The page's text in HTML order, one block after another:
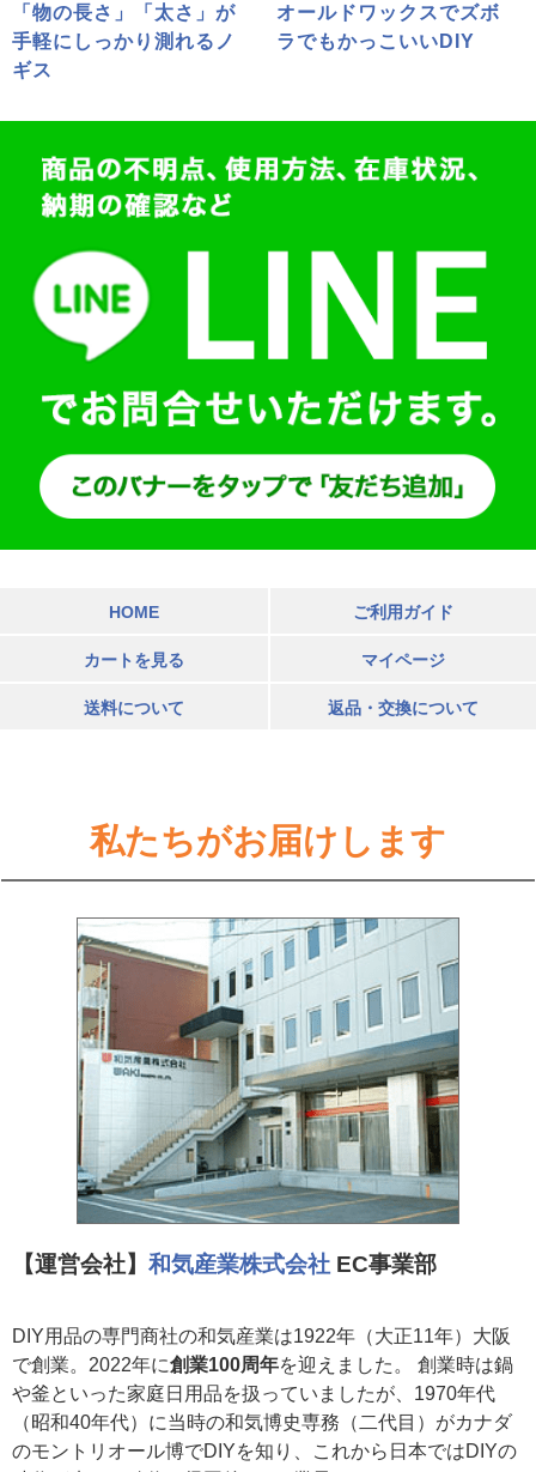
「物の長さ」「太さ」が
手軽にしっかり測れるノ
ギス
オールドワックスでズボ
ラでもかっこいいDIY
HOME ご利用ガイド
カートを見る マイページ
送料について 返品・交換について
私たちがお届けします
【運営会社】 和気産業株式会社 EC事業部
DIY用品の専門商社の和気産業は1922年（大正11年）大阪
で創業。2022年に創業100周年を迎えました。 創業時は鍋
や釜といった家庭日用品を扱っていましたが、1970年代
（昭和40年代）に当時の和気博史専務（二代目）がカナダ
のモントリオール博でDIYを知り、これから日本ではDIYの